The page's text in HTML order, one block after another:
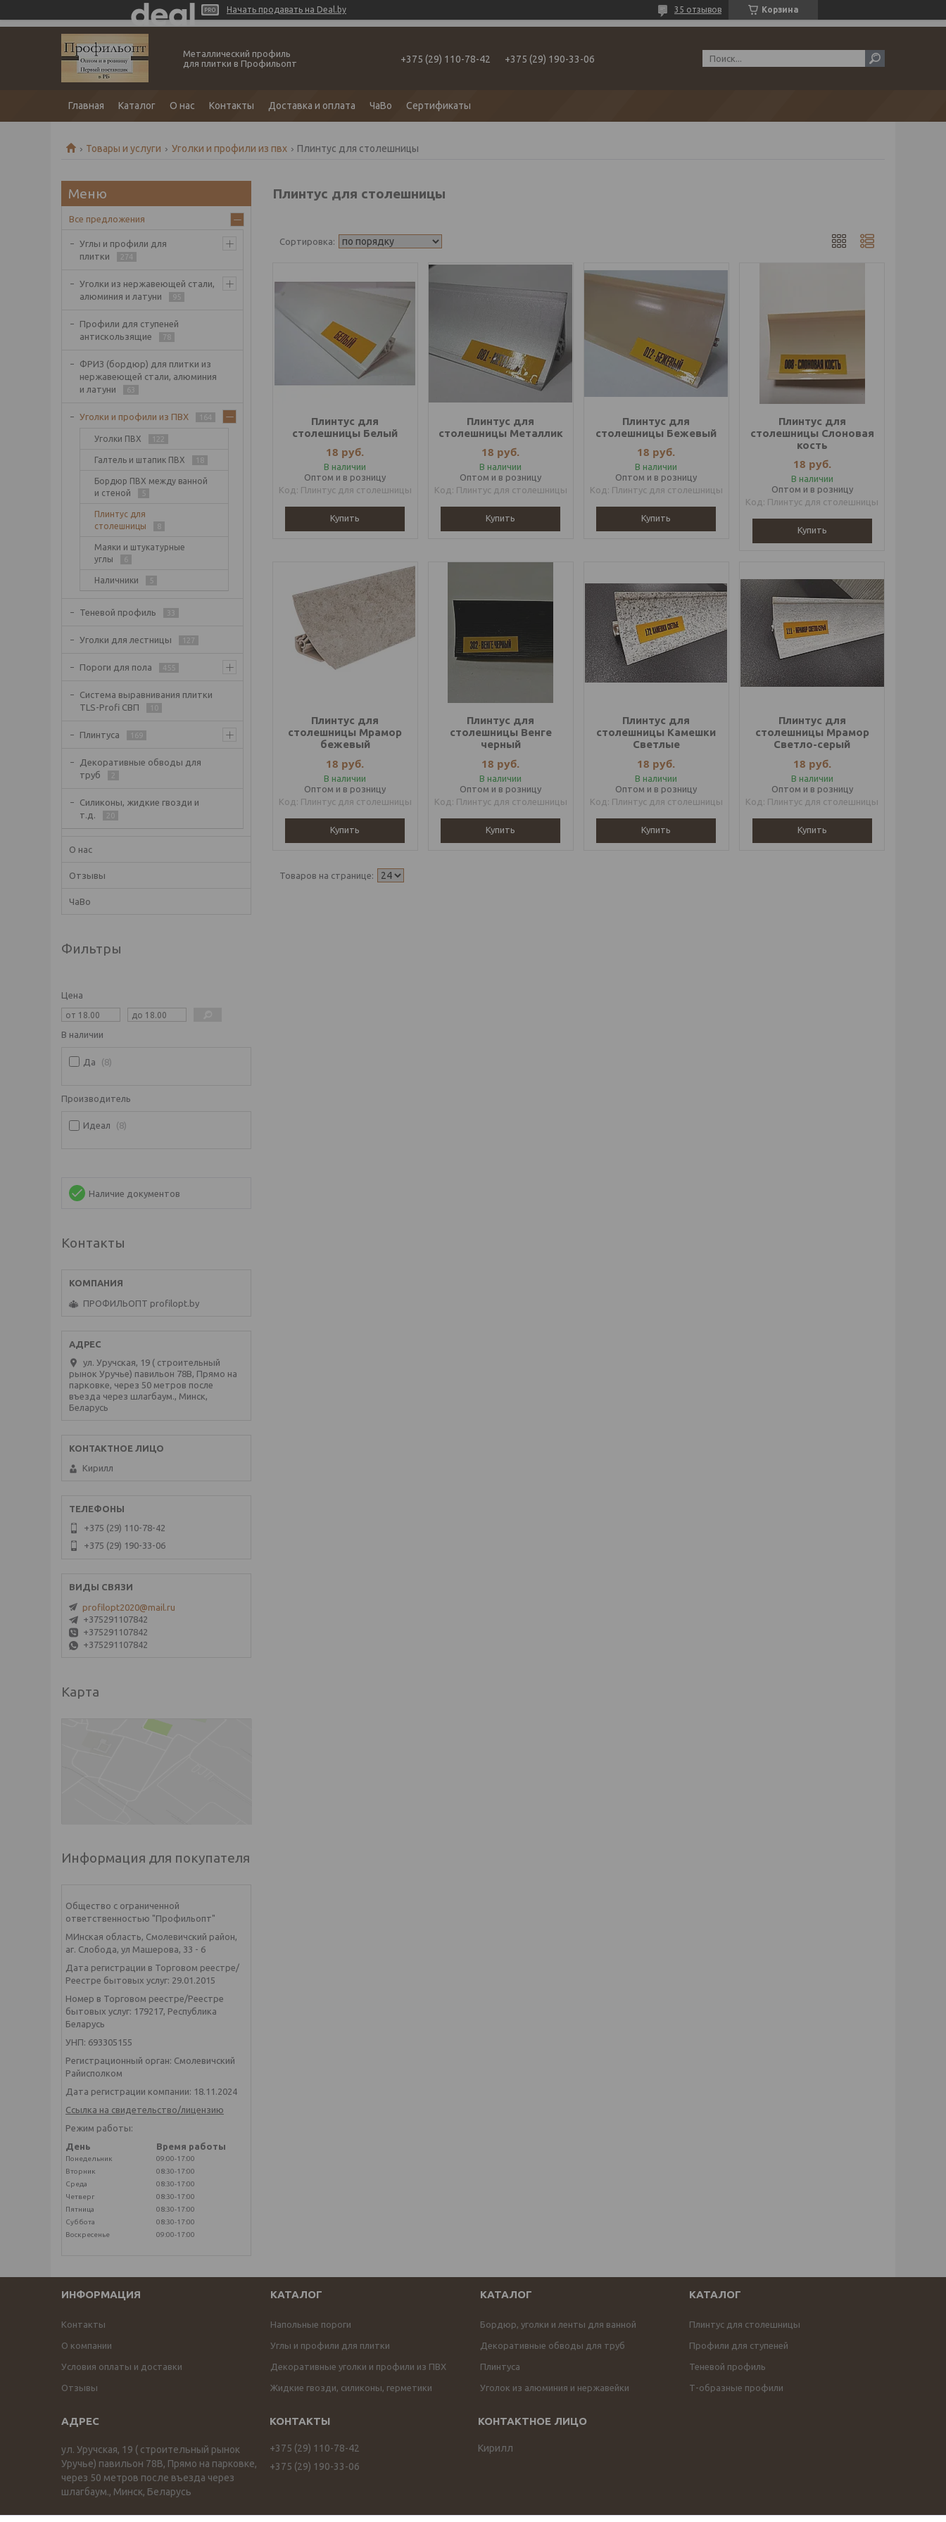
Начать продавать на Deal.by Корзина
35 отзывов
Металлический профиль
для плитки в Профильопт
+375 (29) 110-78-42 +375 (29) 190-33-06
Главная Каталог О нас Контакты Доставка и оплата ЧаВо Сертификаты
Товары и услуги Уголки и профили из пвх Плинтус для столешницы
Плинтус для столешницы
Плинтус для
столешницы Белый
18 руб.
В наличии
Оптом и в розницу
Плинтус для столешницы
Купить
Плинтус для
столешницы Металлик
18 руб.
В наличии
Оптом и в розницу
Плинтус для столешницы
Купить
Плинтус для
столешницы Бежевый
18 руб.
В наличии
Оптом и в розницу
Плинтус для столешницы
Купить
Плинтус для
столешницы Слоновая
кость
18 руб.
В наличии
Оптом и в розницу
Плинтус для столешницы
Купить
Плинтус для
столешницы Мрамор
бежевый
18 руб.
В наличии
Оптом и в розницу
Плинтус для столешницы
Купить
Плинтус для
столешницы Венге
черный
18 руб.
В наличии
Оптом и в розницу
Плинтус для столешницы
Купить
Плинтус для
столешницы Камешки
Светлые
18 руб.
В наличии
Оптом и в розницу
Плинтус для столешницы
Купить
Плинтус для
столешницы Мрамор
Светло-серый
18 руб.
В наличии
Оптом и в розницу
Плинтус для столешницы
Купить
Все предложения
Углы и профили для
плитки
274
Уголки из нержавеющей стали,
алюминия и латуни
95
Профили для ступеней
антискользящие
78
ФРИЗ (бордюр) для плитки из
нержавеющей стали, алюминия
и латуни
63
Уголки и профили из ПВХ 164
Уголки ПВХ 122
Галтель и штапик ПВХ 18
Бордюр ПВХ между ванной
и стеной
5
Плинтус для
столешницы
8
Маяки и штукатурные
углы
6
Наличники 5
Теневой профиль 33
Уголки для лестницы 127
Пороги для пола 455
Система выравнивания плитки
TLS-Profi СВП
10
Плинтуса 169
Декоративные обводы для
труб
2
Силиконы, жидкие гвозди и
т.д.
20
О нас
Отзывы
ЧаВо
Фильтры
Цена
В наличии
Да 8
Производитель
Идеал 8
Наличие документов
Контакты
ПРОФИЛЬОПТ profilopt.by
ул. Уручская, 19 ( строительный
рынок Уручье) павильон 78В, Прямо на
парковке, через 50 метров после
въезда через шлагбаум., Минск,
Беларусь
Кирилл
+375 (29) 110-78-42
+375 (29) 190-33-06
profilopt2020@mail.ru
+375291107842
+375291107842
+375291107842
Карта
Информация для покупателя
Общество с ограниченной
ответственностью "Профильопт"
МИнская область, Смолевичский район,
аг. Слобода, ул Машерова, 33 - 6
Дата регистрации в Торговом реестре/
Реестре бытовых услуг: 29.01.2015
Номер в Торговом реестре/Реестре
бытовых услуг: 179217, Республика
Беларусь
УНП: 693305155
Регистрационный орган: Смолевичский
Райисполком
Дата регистрации компании: 18.11.2024
Ссылка на свидетельство/лицензию
Режим работы:
День
Время работы
Понедельник
09:00-17:00
Вторник
08:30-17:00
Среда
08:30-17:00
Четверг
08:30-17:00
Пятница
08:30-17:00
Суббота
08:30-17:00
Воскресенье
09:00-17:00
ИНФОРМАЦИЯ
Контакты
О компании
Условия оплаты и доставки
Отзывы
КАТАЛОГ
Напольные пороги
Углы и профили для плитки
Декоративные уголки и профили из ПВХ
Жидкие гвозди, силиконы, герметики
КАТАЛОГ
Бордюр, уголки и ленты для ванной
Декоративные обводы для труб
Плинтуса
Уголок из алюминия и нержавейки
КАТАЛОГ
Плинтус для столешницы
Профили для ступеней
Теневой профиль
Т-образные профили
ул. Уручская, 19 ( строительный рынок
Уручье) павильон 78В, Прямо на парковке,
через 50 метров после въезда через
шлагбаум., Минск, Беларусь
+375 (29) 110-78-42
+375 (29) 190-33-06
Кирилл